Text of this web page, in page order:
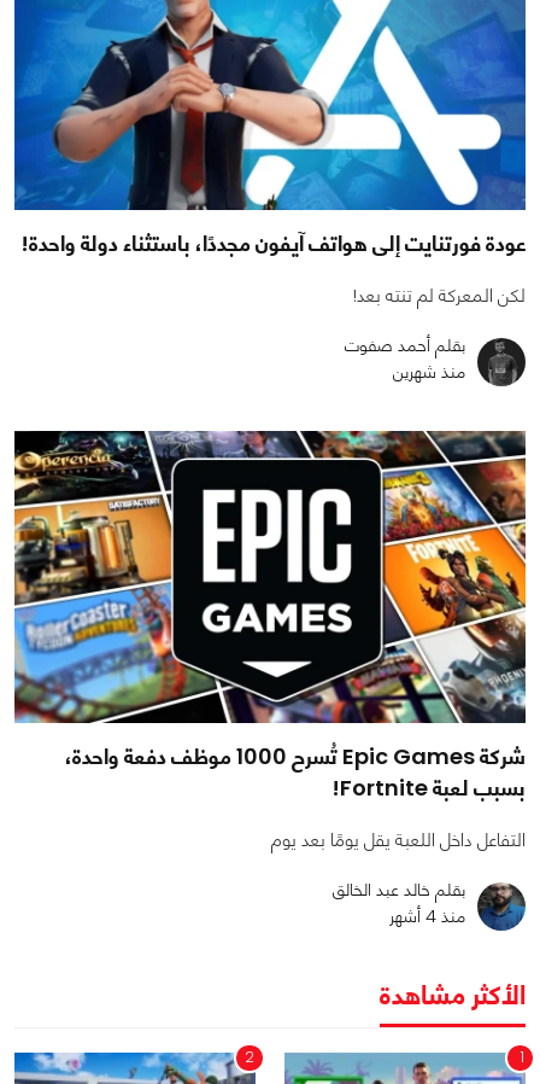
عودة فورتنايت إلى هواتف آيفون مجددًا، باستثناء دولة واحدة!
لكن المعركة لم تنته بعد!
بقلم أحمد صفوت
منذ شهرين
شركة Epic Games تُسرح 1000 موظف دفعة واحدة،
بسبب لعبة Fortnite!
التفاعل داخل اللعبة يقل يومًا بعد يوم
بقلم خالد عبد الخالق
منذ 4 أشهر
الأكثر مشاهدة
1
2